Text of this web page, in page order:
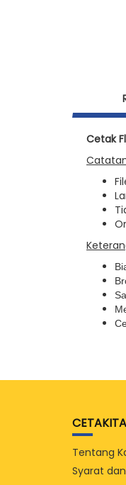
Cetak
CETAKITA
Tentang
Syarat